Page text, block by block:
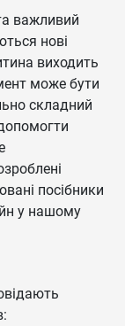
важливий
нові
виходить
може бути
складний
посібники
у нашому